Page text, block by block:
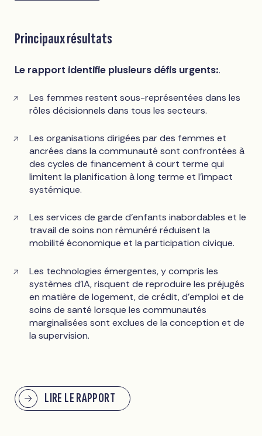
Principaux résultats
Le rapport identifie plusieurs défis urgents:.
Les femmes restent sous-représentées dans les
rôles décisionnels dans tous les secteurs.
Les organisations dirigées par des femmes et
ancrées dans la communauté sont confrontées à
des cycles de financement à court terme qui
limitent la planification à long terme et l'impact
systémique.
Les services de garde d'enfants inabordables et le
travail de soins non rémunéré réduisent la
mobilité économique et la participation civique.
Les technologies émergentes, y compris les
systèmes d'IA, risquent de reproduire les préjugés
en matière de logement, de crédit, d'emploi et de
soins de santé lorsque les communautés
marginalisées sont exclues de la conception et de
la supervision.
LIRE LE RAPPORT